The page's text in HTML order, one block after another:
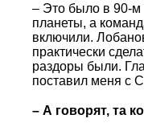
– Это было в 90-м
планеты, а
включили.
практически
раздоры были.
поставил меня с
– А говорят, та